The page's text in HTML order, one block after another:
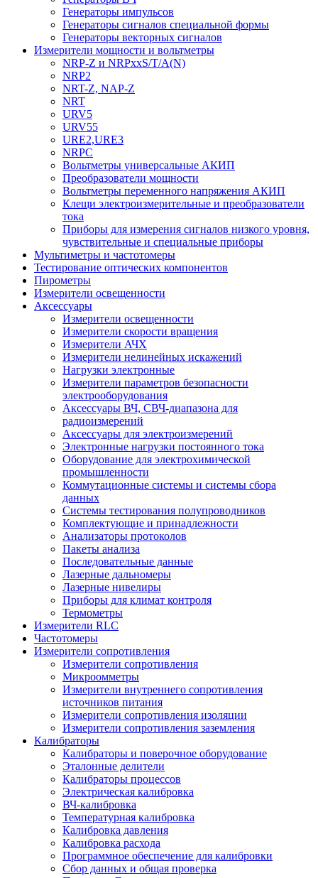
Генераторы импульсов
Генераторы сигналов специальной формы
Генераторы векторных сигналов
Измерители мощности и вольтметры
NRP-Z и NRPхxS/T/A(N)
NRP2
NRT-Z, NAP-Z
NRT
URV5
URV55
URE2,URE3
NRPC
Вольтметры универсальные АКИП
Преобразователи мощности
Вольтметры переменного напряжения АКИП
Клещи электроизмерительные и преобразователи
тока
Приборы для измерения сигналов низкого уровня,
чувствительные и специальные приборы
Мультиметры и частотомеры
Тестирование оптических компонентов
Пирометры
Измерители освещенности
Аксессуары
Измерители освещенности
Измерители скорости вращения
Измерители АЧХ
Измерители нелинейных искажений
Нагрузки электронные
Измерители параметров безопасности
электрооборудования
Аксессуары ВЧ, СВЧ-диапазона для
радиоизмерений
Аксессуары для электроизмерений
Электронные нагрузки постоянного тока
Оборудование для электрохимической
промышленности
Коммутационные системы и системы сбора
данных
Системы тестирования полупроводников
Комплектующие и принадлежности
Анализаторы протоколов
Пакеты анализа
Последовательные данные
Лазерные дальномеры
Лазерные нивелиры
Приборы для климат контроля
Термометры
Измерители RLC
Частотомеры
Измерители сопротивления
Измерители сопротивления
Микроомметры
Измерители внутреннего сопротивления
источников питания
Измерители сопротивления изоляции
Измерители сопротивления заземления
Калибраторы
Калибраторы и поверочное оборудование
Эталонные делители
Калибраторы процессов
Электрическая калибровка
ВЧ-калибровка
Температурная калибровка
Калибровка давления
Калибровка расхода
Программное обеспечение для калибровки
Сбор данных и общая проверка